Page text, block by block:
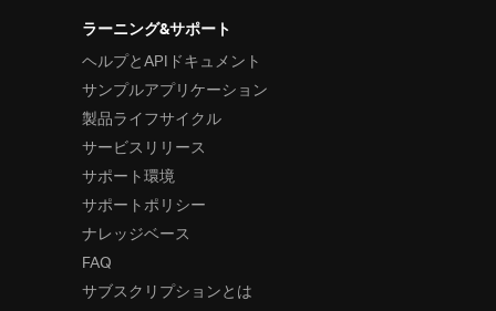
スケジュール
フレームワーク
ラーニング&サポート
ヘルプとAPIドキュメント
サンプルアプリケーション
製品ライフサイクル
サービスリリース
サポート環境
サポートポリシー
ナレッジベース
FAQ
サブスクリプションとは